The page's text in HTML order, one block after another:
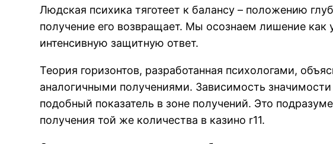
Людская психика тяготеет к балансу – положению
получение его возвращает. Мы осознаем лишение
интенсивную защитную ответ.
Теория горизонтов, разработанная психологами,
аналогичными получениями. Зависимость
подобный показатель в зоне получений. Это
получения той же количества в казино r11.